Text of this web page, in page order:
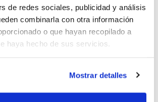
de redes sociales, publicidad y análisis
combinarla con otra información
o que hayan recopilado a
haya hecho de sus servicios.
Mostrar detalles
organiza una nueva actividad
enseña", protagonizado por ex-
compartirá con los participantes el
partir del bote.